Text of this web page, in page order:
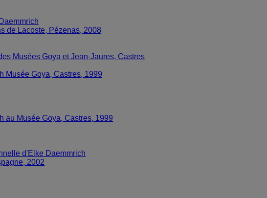
de Lacoste, Pézenas, 2008
Musées Goya et Jean-Jaures, Castres
Musée Goya, Castres, 1999
au Musée Goya, Castres, 1999
d'Elke Daemmrich
2002